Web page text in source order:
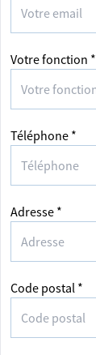
Votre fonction *
Téléphone *
Adresse *
Code postal *